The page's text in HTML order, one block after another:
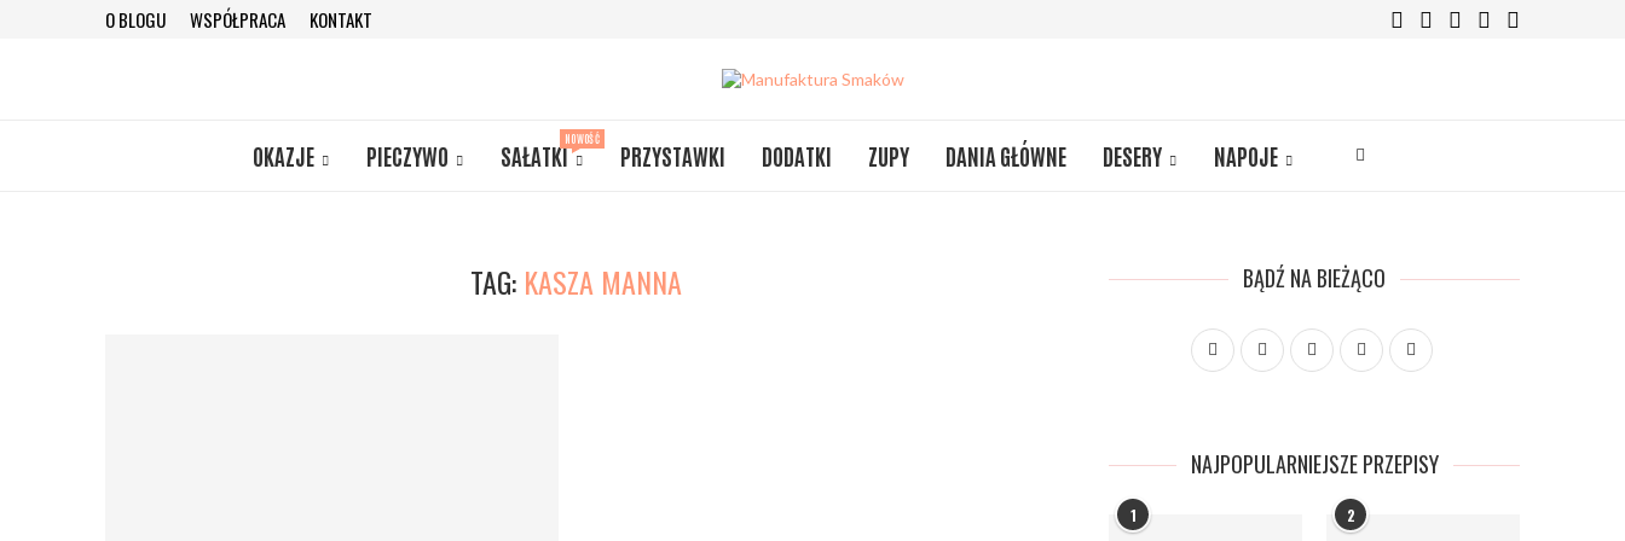
O BLOGU WSPÓŁPRACA KONTAKT
OKAZJE PIECZYWO SAŁATKI
NOWOŚĆ
PRZYSTAWKI DODATKI ZUPY DANIA GŁÓWNE DESERY NAPOJE
TAG: KASZA MANNA BĄDŹ NA BIEŻĄCO
NAJPOPULARNIEJSZE PRZEPISY
1 2